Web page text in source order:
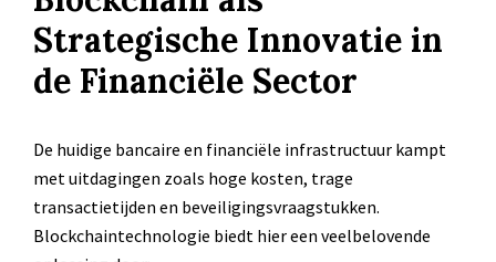
Strategische Innovatie in
de Financiële Sector
De huidige bancaire en financiële infrastructuur kampt
met uitdagingen zoals hoge kosten, trage
transactietijden en beveiligingsvraagstukken.
Blockchaintechnologie biedt hier een veelbelovende